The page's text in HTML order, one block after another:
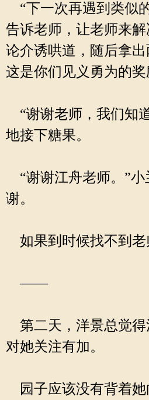
“下一次再遇到类似
告诉老师，让老师来
论介诱哄道，随后拿出
这是你们见义勇为的奖
“谢谢老师，我们知
地接下糖果。
“谢谢江舟老师。”小
谢。
如果到时候找不到老
——
第二天，洋景总觉得
对她关注有加。
园子应该没有背着她